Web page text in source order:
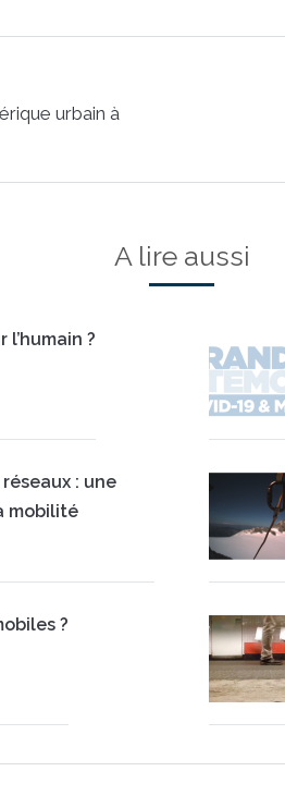
urbain à
A lire aussi
?
: une
mobilité
?